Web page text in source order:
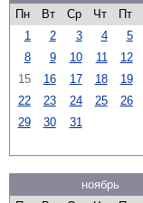
Пн
Вт Ср Чт Пт
1
2 3 4 5
8
9 10 11 12
15
16 17 18 19
22
23 24 25 26
29
30 31
ноябрь